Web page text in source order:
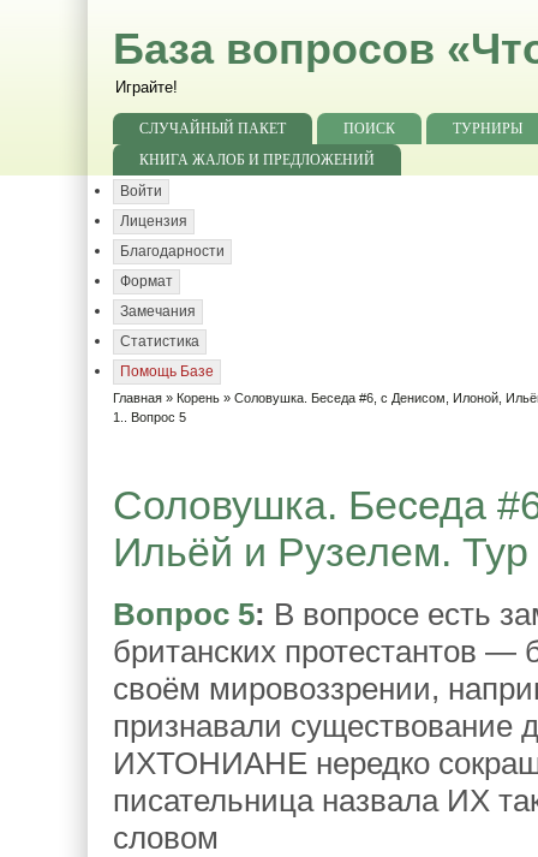
База вопросов
Играйте!
СЛУЧАЙНЫЙ ПАКЕТ ПОИСК
ТУРНИРЫ
КНИГА ЖАЛОБ И ПРЕДЛОЖЕНИЙ
Войти
Лицензия
Благодарности
Формат
Замечания
Статистика
Помощь Базе
Главная » Корень » Соловушка. Беседа #6, с Денисом, Илоной,
1.. Вопрос 5
Соловушка. Беседа
Ильёй и Рузелем.
Вопрос 5: В вопросе есть
британских протестантов
своём мировоззрении,
признавали существование
ИХТОНИАНЕ нередко
писательница назвала ИХ
словом